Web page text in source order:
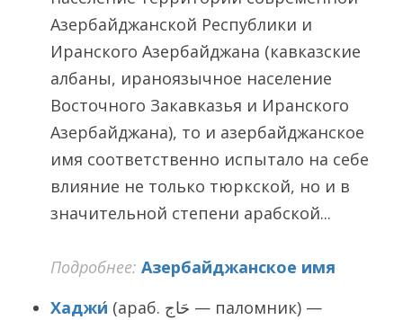
Азербайджанской Республики и
Иранского Азербайджана (кавказские
албаны, ираноязычное население
Восточного Закавказья и Иранского
Азербайджана), то и азербайджанское
имя соответственно испытало на себе
влияние не только тюркской, но и в
значительной степени арабской...
Подробнее: Азербайджанское имя
Хаджи ́ (араб. حَاج‎ — паломник‎) —